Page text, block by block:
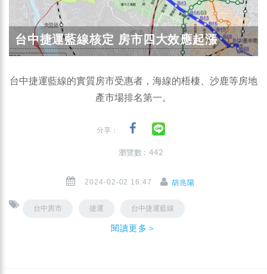
台中捷運藍線核定 房市四大效應起漲
台中捷運藍線的實質房市受惠者，海線的梧棲、沙鹿等房地
產市場排名第一。
分享：
瀏覽數 : 442
2024-02-02 16:47 胡兆陽
台中房市 捷運 台中捷運藍線
閱讀更多＞